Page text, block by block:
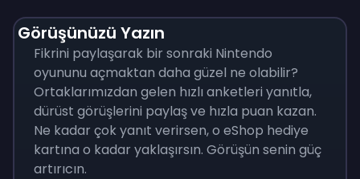
Görüşünüzü Yazın
Fikrini paylaşarak bir sonraki Nintendo
oyununu açmaktan daha güzel ne olabilir?
Ortaklarımızdan gelen hızlı anketleri yanıtla,
dürüst görüşlerini paylaş ve hızla puan kazan.
Ne kadar çok yanıt verirsen, o eShop hediye
kartına o kadar yaklaşırsın. Görüşün senin güç
artırıcın.